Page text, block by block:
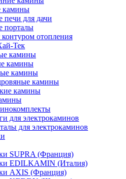
камины
для дачи
порталы
отопления
Тек
камины
камины
камины
камины
камины
для электрокаминов
для электрокаминов
SUPRA (Франция)
EDILKAMIN (Италия)
AXIS (Франция)